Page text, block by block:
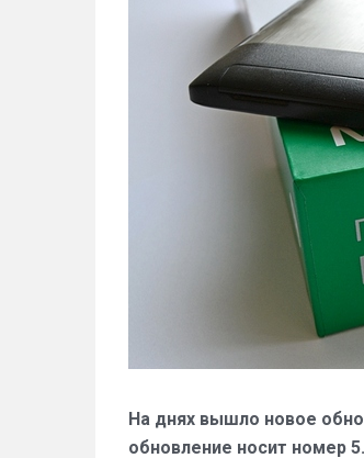
На днях вышло новое
обновление носит номер